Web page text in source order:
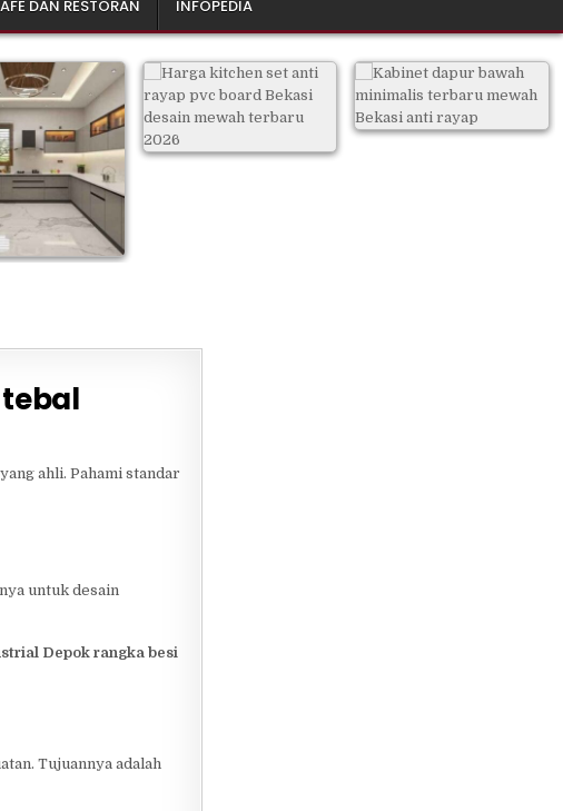
DAN RESTORAN INFOPEDIA
yang ahli. Pahami standar
untuk desain
Depok rangka besi
Tujuannya adalah